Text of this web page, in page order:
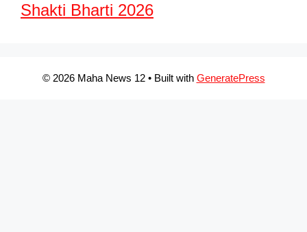
Shakti Bharti 2026
© 2026 Maha News 12• Built with GeneratePress